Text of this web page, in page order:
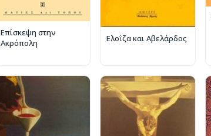
Επίσκεψη στην
Ακρόπολη
Ελοΐζα και Αβελάρδος